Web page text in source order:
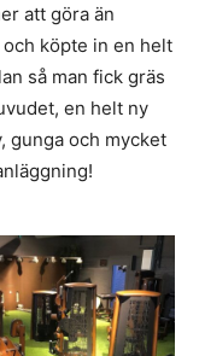
att göra än
köpte in en helt
så man fick gräs
en helt ny
gunga och mycket